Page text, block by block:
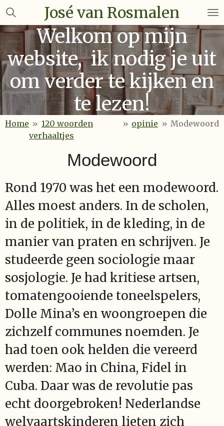
Ga
naar
de
hoofdinhoud
José van Rosmalen
Welkom op mijn
website, ik nodig je uit
om verder te kijken en
te lezen!
Home » 120 woorden
verhaaltjes
» opinie » Modewoord
Modewoord
Rond 1970 was het een modewoord.
Alles moest anders. In de scholen,
in de politiek, in de kleding, in de
manier van praten en schrijven. Je
studeerde geen sociologie maar
sosjologie. Je had kritiese artsen,
tomatengooiende toneelspelers,
Dolle Mina’s en woongroepen die
zichzelf communes noemden. Je
had toen ook helden die vereerd
werden: Mao in China, Fidel in
Cuba. Daar was de revolutie pas
echt doorgebroken! Nederlandse
welvaartskinderen lieten zich